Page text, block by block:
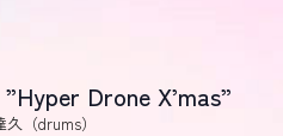
Drone X’mas”
（drums）